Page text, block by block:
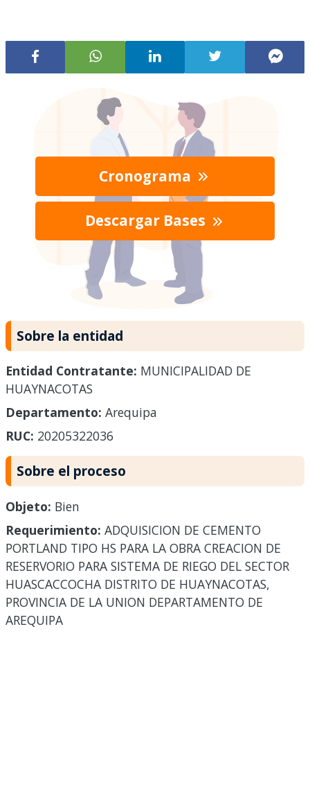
Cronograma
Descargar Bases
Sobre la entidad
Entidad Contratante: MUNICIPALIDAD DE
HUAYNACOTAS
Departamento: Arequipa
RUC: 20205322036
Sobre el proceso
Objeto: Bien
Requerimiento: ADQUISICION DE CEMENTO
PORTLAND TIPO HS PARA LA OBRA CREACION DE
RESERVORIO PARA SISTEMA DE RIEGO DEL SECTOR
HUASCACCOCHA DISTRITO DE HUAYNACOTAS,
PROVINCIA DE LA UNION DEPARTAMENTO DE
AREQUIPA